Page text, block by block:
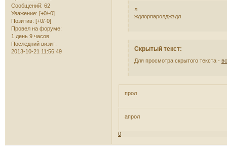
Сообщений: 62
Уважение: [+0/-0]
Позитив: [+0/-0]
Провел на форуме:
1 день 9 часов
Последний визит:
2013-10-21 11:56:49
л
ждлорпаролджэдл
Скрытый текст:
Для просмотра скрытого текста -
прол
апрол
0